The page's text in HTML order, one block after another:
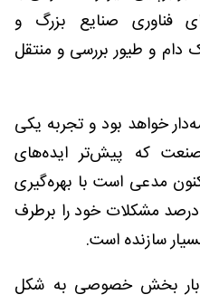
فناوری صنایع بزرگ و
و طیور بررسی و منتقل
خواهد بود و تجربه یکی
که پیش‌تر ایده‌های
مدعی است با بهره‌گیری
از آن‌ها توانسته نزدیک به ۷۰ درصد مشکلات خود را برطرف
سازنده است.
بخش خصوصی به شکل